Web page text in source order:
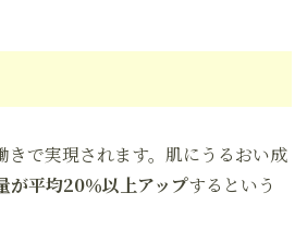
で実現されます。肌にうるおい成
が平均20％以上アップするという